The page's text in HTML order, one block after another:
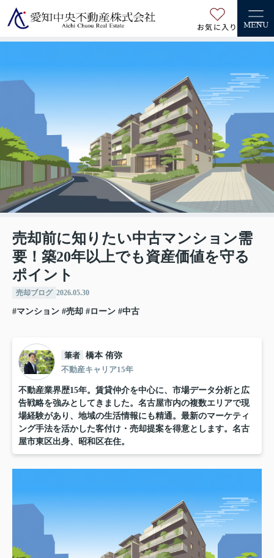
お気に入り MENU
売却前に知りたい中古マンション需
要！築20年以上でも資産価値を守る
ポイント
売却ブログ 2026.05.30
#マンション #売却 #ローン #中古
筆者 橋本 侑弥
不動産キャリア15年
不動産業界歴15年。賃貸仲介を中心に、市場データ分析と広
告戦略を強みとしてきました。名古屋市内の複数エリアで現
場経験があり、地域の生活情報にも精通。最新のマーケティ
ング手法を活かした客付け・売却提案を得意とします。名古
屋市東区出身、昭和区在住。